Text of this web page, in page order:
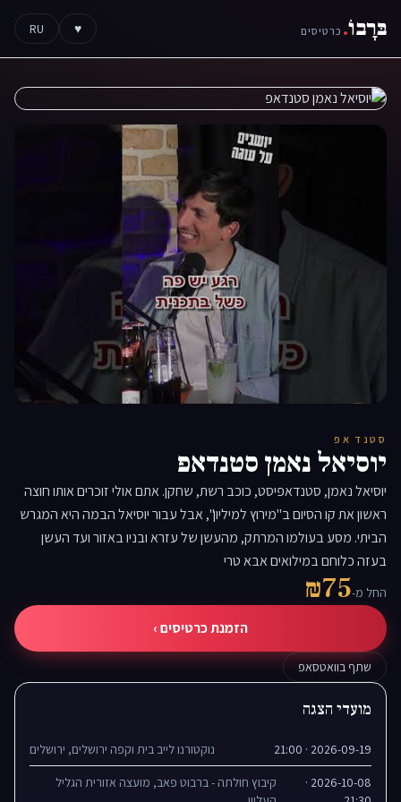
בּרָבוֹ. כרטיסים ♥
RU
▶
סטנד אפ
יוסיאל נאמן סטנדאפ
יוסיאל נאמן, סטנדאפיסט, כוכב רשת, שחקן. אתם אולי זוכרים אותו חוצה
ראשון את קו הסיום ב"מירוץ למיליון", אבל עבור יוסיאל הבמה היא המגרש
הביתי. מסע בעולמו המרתק, מהעשן של עזרא ובניו באזור ועד העשן
בעזה כלוחם במילואים אבא טרי
החל מ-₪75
הזמנת כרטיסים ›
שתף בוואטסאפ
מועדי הצגה
2026-09-19 · 21:00 נוקטורנו לייב בית וקפה ירושלים, ירושלים
2026-10-08 ·
קיבוץ חולתה - ברבוט פאב, מועצה אזורית הגליל